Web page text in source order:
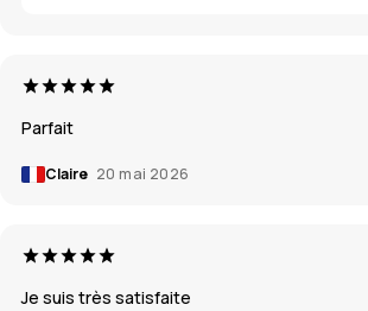
Parfait
Claire 20 mai 2026
Je suis très satisfaite